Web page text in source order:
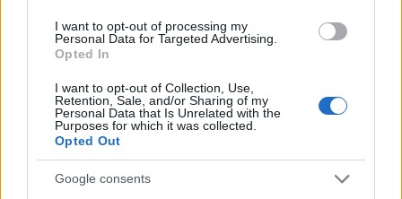
I want to opt-out of processing my
Personal Data for Targeted Advertising.
Opted In
I want to opt-out of Collection, Use,
Retention, Sale, and/or Sharing of my
Personal Data that Is Unrelated with the
Purposes for which it was collected.
Opted Out
Google consents
όχημα θα ήταν εφάμιλλο της τεχνολογίας της Tesla. Η
Apple στόχευε να κυκλοφορήσει το αυτοκίνητο
κάποια στιγμή γύρω στο 2026, αλλά τώρα αυτά τα
σχέδια έχουν αποσυρθεί εντελώς.
Τα νέα για το Apple Car εμφανίστηκαν για πρώτη
φορά το 2014 και από τότε το project ήταν γεμάτο